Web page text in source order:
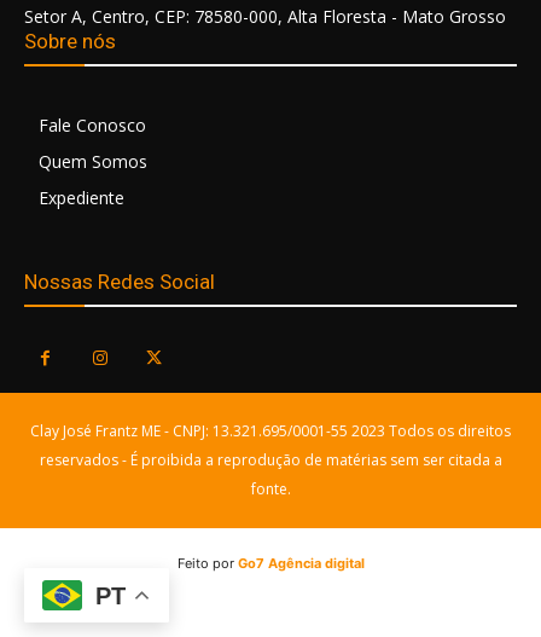
Setor A, Centro, CEP: 78580-000, Alta Floresta - Mato Grosso
Sobre nós
Fale Conosco
Quem Somos
Expediente
Nossas Redes Social
Clay José Frantz ME - CNPJ: 13.321.695/0001-55 2023 Todos os direitos
reservados - É proibida a reprodução de matérias sem ser citada a
fonte.
Feito porGo7 Agência digital
PT